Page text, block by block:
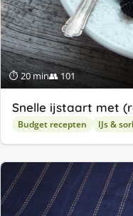
⏱ 20 min👥 101
Snelle ijstaart met
Budget recepten IJs &